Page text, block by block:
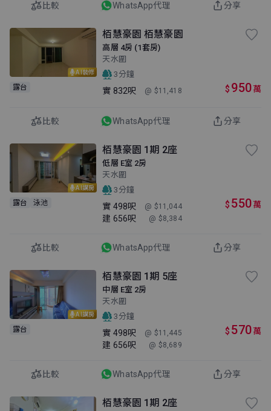
比較 WhatsApp代理 分享
AI裝修
露台
栢慧豪園 栢慧豪園
高層 4房 (1套房)
天水圍
3分鐘
實 832呎 @ $11,418 $ 950萬
比較 WhatsApp代理 分享
AI講房
露台 泳池
栢慧豪園 1期 2座
低層 E室 2房
天水圍
3分鐘
實 498呎 @ $11,044
建 656呎 @ $8,384
$ 550萬
比較 WhatsApp代理 分享
AI講房
露台
栢慧豪園 1期 5座
中層 E室 2房
天水圍
3分鐘
實 498呎 @ $11,445
建 656呎 @ $8,689
$ 570萬
比較 WhatsApp代理 分享
栢慧豪園 1期 2座